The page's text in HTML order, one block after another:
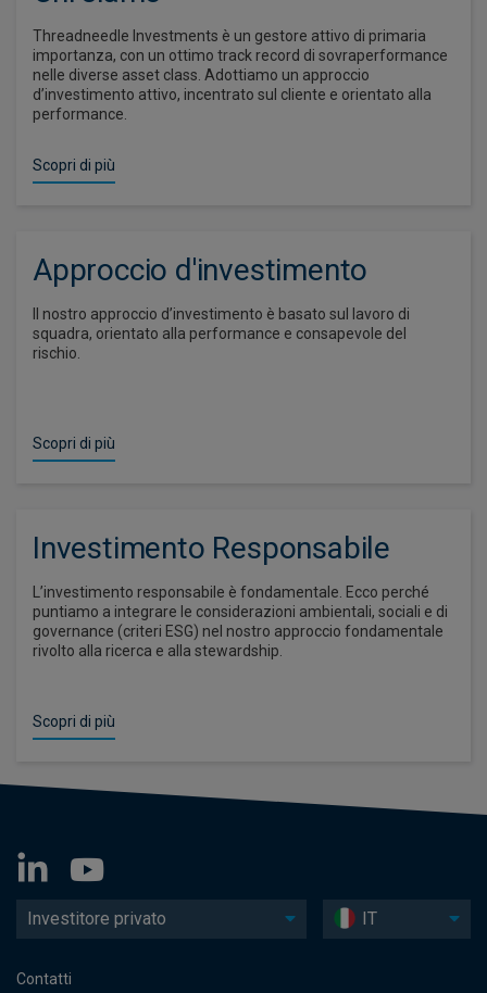
Threadneedle Investments è un gestore attivo di primaria
importanza, con un ottimo track record di sovraperformance
nelle diverse asset class. Adottiamo un approccio
d’investimento attivo, incentrato sul cliente e orientato alla
performance.
Scopri di più
Approccio d'investimento​
Il nostro approccio d’investimento è basato sul lavoro di
squadra, orientato alla performance e consapevole del
rischio.
Scopri di più
Investimento Responsabile
L’investimento responsabile è fondamentale. Ecco perché
puntiamo a integrare le considerazioni ambientali, sociali e di
governance (criteri ESG) nel nostro approccio fondamentale
rivolto alla ricerca e alla stewardship.
Scopri di più
Investitore privato IT
Contatti